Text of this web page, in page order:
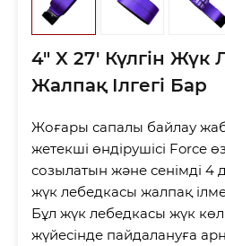
4" X 27' Күлгін Жүк
Жалпақ Ілгегі Бар
Жоғары сапалы байлау
жетекші өндірушісі Force
созылатын және сенімді 4
жүк лебедкасы жалпақ
Бұл жүк лебедкасы жүк
жүйесінде пайдалануға